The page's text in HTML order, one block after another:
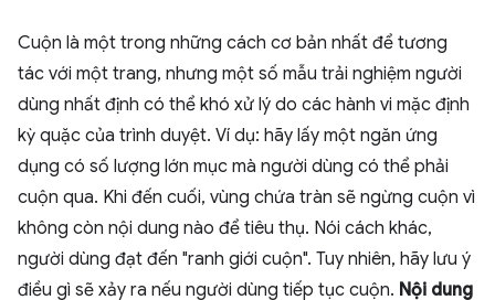
Cuộn là một trong những cách cơ bản nhất để tương
tác với một trang, nhưng một số mẫu trải nghiệm người
dùng nhất định có thể khó xử lý do các hành vi mặc định
kỳ quặc của trình duyệt. Ví dụ: hãy lấy một ngăn ứng
dụng có số lượng lớn mục mà người dùng có thể phải
cuộn qua. Khi đến cuối, vùng chứa tràn sẽ ngừng cuộn vì
không còn nội dung nào để tiêu thụ. Nói cách khác,
người dùng đạt đến "ranh giới cuộn". Tuy nhiên, hãy lưu ý
điều gì sẽ xảy ra nếu người dùng tiếp tục cuộn. Nội dung